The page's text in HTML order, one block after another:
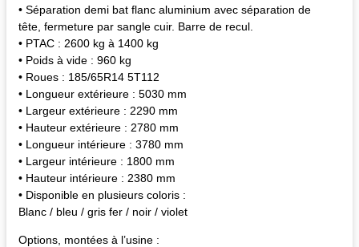
• Séparation demi bat flanc aluminium avec séparation de
tête, fermeture par sangle cuir. Barre de recul.
• PTAC : 2600 kg à 1400 kg
• Poids à vide : 960 kg
• Roues : 185/65R14 5T112
• Longueur extérieure : 5030 mm
• Largeur extérieure : 2290 mm
• Hauteur extérieure : 2780 mm
• Longueur intérieure : 3780 mm
• Largeur intérieure : 1800 mm
• Hauteur intérieure : 2380 mm
• Disponible en plusieurs coloris :
Blanc / bleu / gris fer / noir / violet
Options, montées à l’usine :